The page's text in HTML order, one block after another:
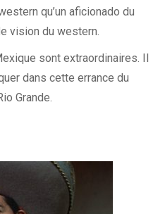
qu’un aficionado du
vision du western.
sont extraordinaires. Il
dans cette errance du
Grande.